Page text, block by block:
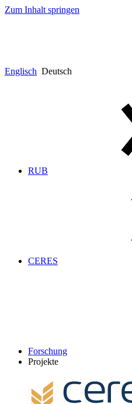
Zum Inhalt springen
Englisch Deutsch
RUB
CERES
Forschung
Projekte